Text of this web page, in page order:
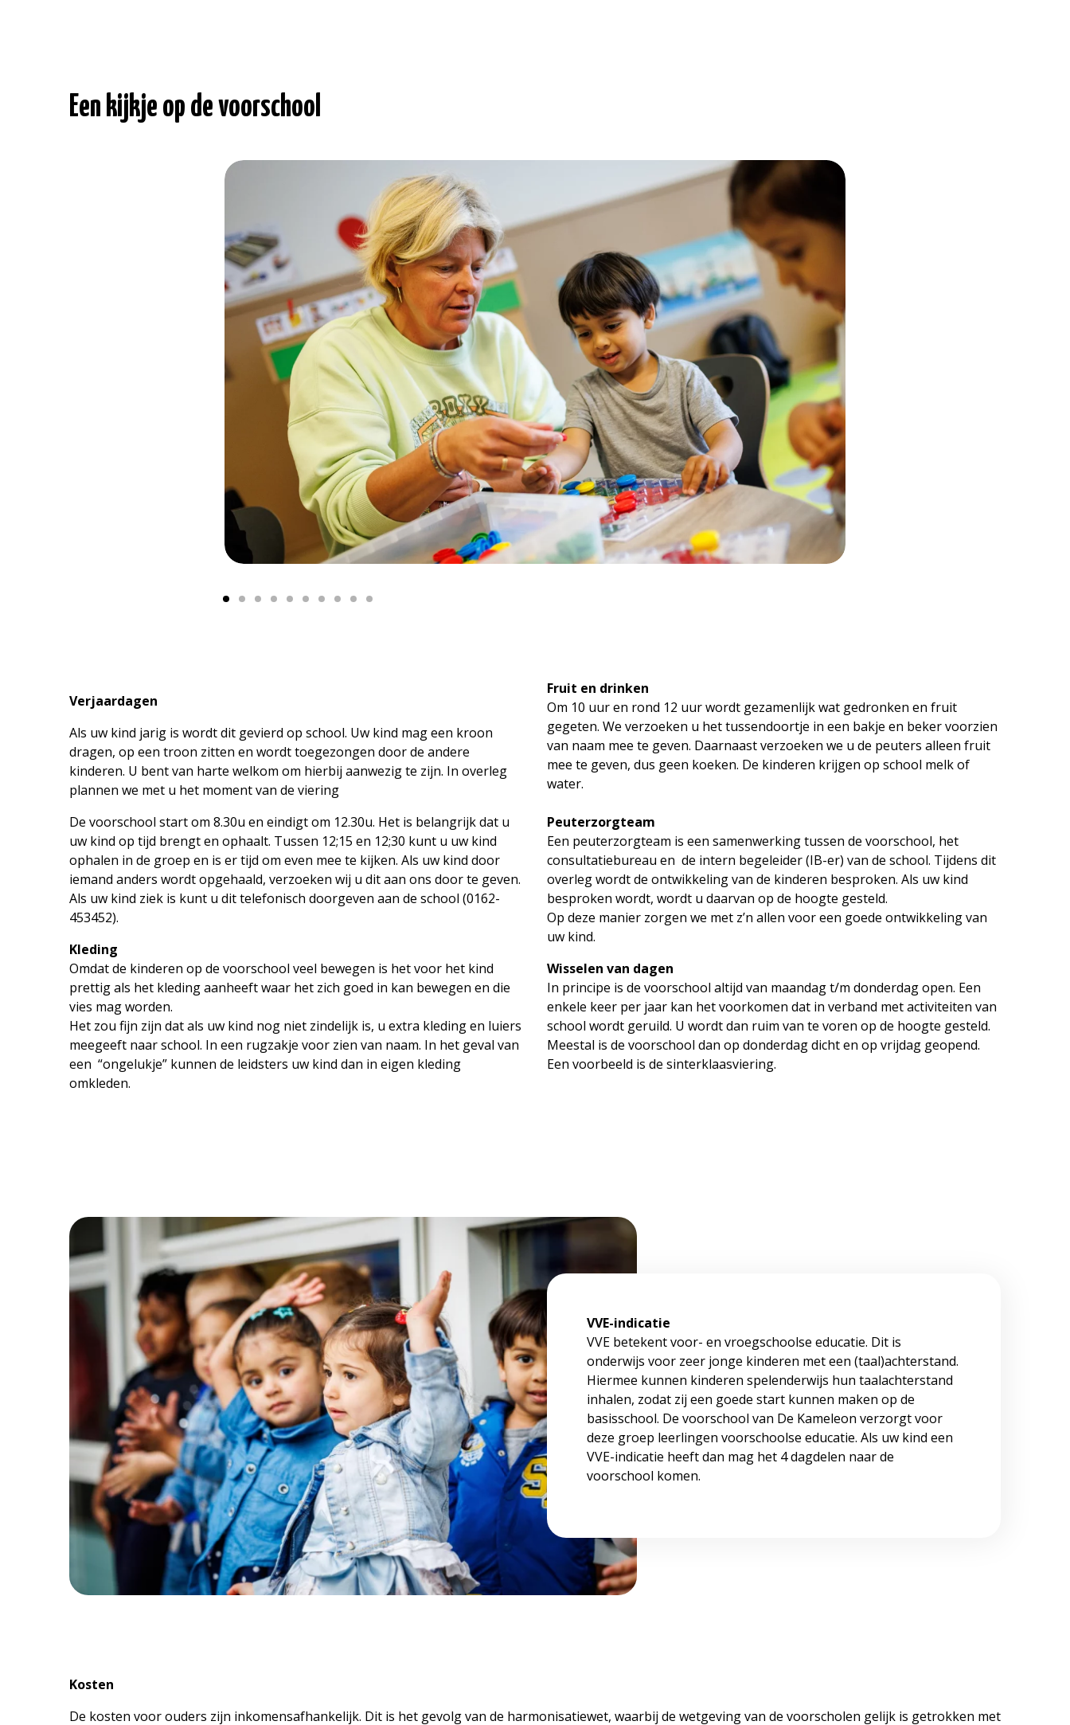
Een kijkje op de voorschool
Verjaardagen
Als uw kind jarig is wordt dit gevierd op school. Uw kind mag een kroon
dragen, op een troon zitten en wordt toegezongen door de andere
kinderen. U bent van harte welkom om hierbij aanwezig te zijn. In overleg
plannen we met u het moment van de viering
De voorschool start om 8.30u en eindigt om 12.30u. Het is belangrijk dat u
uw kind op tijd brengt en ophaalt. Tussen 12;15 en 12;30 kunt u uw kind
ophalen in de groep en is er tijd om even mee te kijken. Als uw kind door
iemand anders wordt opgehaald, verzoeken wij u dit aan ons door te geven.
Als uw kind ziek is kunt u dit telefonisch doorgeven aan de school (0162-
453452).
Kleding
Omdat de kinderen op de voorschool veel bewegen is het voor het kind
prettig als het kleding aanheeft waar het zich goed in kan bewegen en die
vies mag worden.
Het zou fijn zijn dat als uw kind nog niet zindelijk is, u extra kleding en luiers
meegeeft naar school. In een rugzakje voor zien van naam. In het geval van
een “ongelukje” kunnen de leidsters uw kind dan in eigen kleding
omkleden.
Fruit en drinken
Om 10 uur en rond 12 uur wordt gezamenlijk wat gedronken en fruit
gegeten. We verzoeken u het tussendoortje in een bakje en beker voorzien
van naam mee te geven. Daarnaast verzoeken we u de peuters alleen fruit
mee te geven, dus geen koeken. De kinderen krijgen op school melk of
water.
Peuterzorgteam
Een peuterzorgteam is een samenwerking tussen de voorschool, het
consultatiebureau en de intern begeleider (IB-er) van de school. Tijdens dit
overleg wordt de ontwikkeling van de kinderen besproken. Als uw kind
besproken wordt, wordt u daarvan op de hoogte gesteld.
Op deze manier zorgen we met z’n allen voor een goede ontwikkeling van
uw kind.
Wisselen van dagen
In principe is de voorschool altijd van maandag t/m donderdag open. Een
enkele keer per jaar kan het voorkomen dat in verband met activiteiten van
school wordt geruild. U wordt dan ruim van te voren op de hoogte gesteld.
Meestal is de voorschool dan op donderdag dicht en op vrijdag geopend.
Een voorbeeld is de sinterklaasviering.
VVE-indicatie
VVE betekent voor- en vroegschoolse educatie. Dit is
onderwijs voor zeer jonge kinderen met een (taal)achterstand.
Hiermee kunnen kinderen spelenderwijs hun taalachterstand
inhalen, zodat zij een goede start kunnen maken op de
basisschool. De voorschool van De Kameleon verzorgt voor
deze groep leerlingen voorschoolse educatie. Als uw kind een
VVE-indicatie heeft dan mag het 4 dagdelen naar de
voorschool komen.
Kosten
De kosten voor ouders zijn inkomensafhankelijk. Dit is het gevolg van de harmonisatiewet, waarbij de wetgeving van de voorscholen gelijk is getrokken met